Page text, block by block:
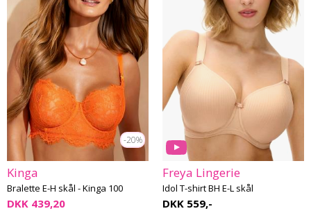
-20%
Kinga
Bralette E-H skål - Kinga 100
DKK 439,20
Freya Lingerie
Idol T-shirt BH E-L skål
DKK 559,-